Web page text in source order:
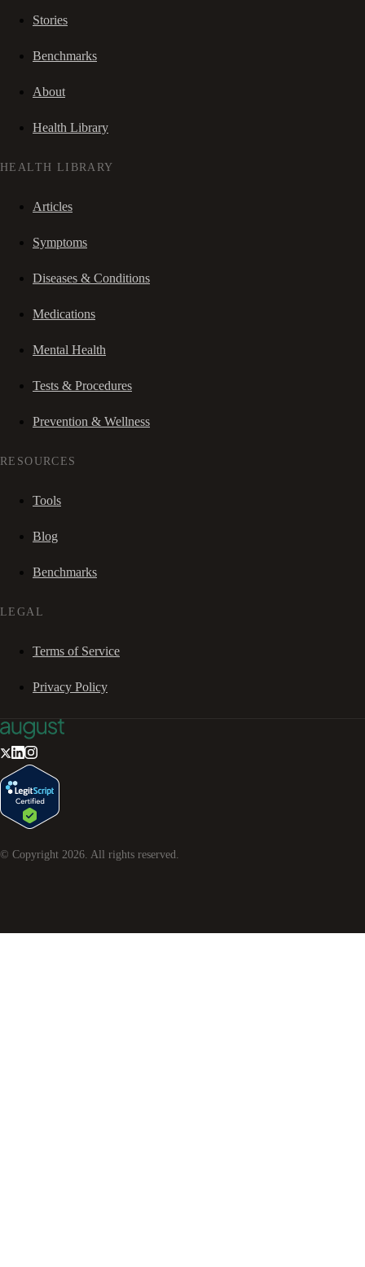
Stories
Benchmarks
About
Health Library
HEALTH LIBRARY
Articles
Symptoms
Diseases & Conditions
Medications
Mental Health
Tests & Procedures
Prevention & Wellness
RESOURCES
Tools
Blog
Benchmarks
LEGAL
Terms of Service
Privacy Policy
© Copyright 2026 . All rights reserved.